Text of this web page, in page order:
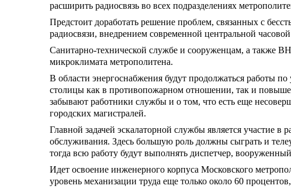
расширить радиосвязь во всех подразделениях
Предстоит доработать решение проблем, связанных с
радиосвязи, внедрением современной центральной
Санитарно-технической службе и сооруженцам, а
микроклимата метрополитена.
В области энергоснабжения будут продолжаться работы
столицы как в противопожарном отношении, так и
забывают работники службы и о том, что есть еще
городских магистралей.
Главной задачей эскалаторной службы является участие
обслуживания. Здесь большую роль должны сыграть и
тогда всю работу будут выполнять диспетчер,
Идет освоение инженерного корпуса Московского
уровень механизации труда еще только около 60